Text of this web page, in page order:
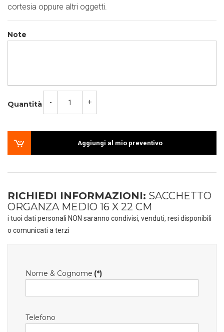
cortesia oppure altri oggetti.
Note
Quantità - +
Aggiungi al mio preventivo
RICHIEDI INFORMAZIONI: SACCHETTO
ORGANZA MEDIO 16 X 22 CM
i tuoi dati personali NON saranno condivisi, venduti, resi disponibili
o comunicati a terzi
Nome & Cognome (*)
Telefono